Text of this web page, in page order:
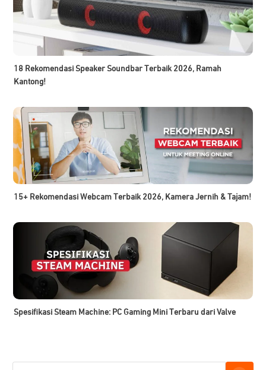
18 Rekomendasi Speaker Soundbar Terbaik 2026, Ramah
Kantong!
15+ Rekomendasi Webcam Terbaik 2026, Kamera Jernih & Tajam!
Spesifikasi Steam Machine: PC Gaming Mini Terbaru dari Valve